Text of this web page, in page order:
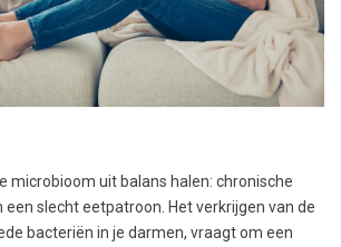
microbioom uit balans halen: chronische
slecht eetpatroon. Het verkrijgen van de
bacteriën in je darmen, vraagt om een